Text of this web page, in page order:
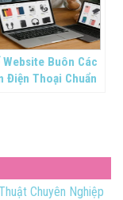
Buôn Các
Điện Thoại Chuẩn
Chuyên Nghiệp